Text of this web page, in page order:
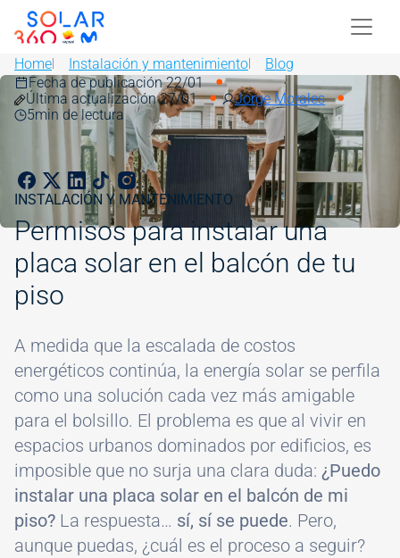
Skip to main content
Image
Home Instalación y mantenimiento Blog
ImageFecha de publicación 22/01
Última actualización 27/01
Jorge Morales
5min de lectura
INSTALACIÓN Y MANTENIMIENTO
Permisos para instalar una
placa solar en el balcón de tu
piso
A medida que la escalada de costos
energéticos continúa, la energía solar se perfila
como una solución cada vez más amigable
para el bolsillo. El problema es que al vivir en
espacios urbanos dominados por edificios, es
imposible que no surja una clara duda: ¿Puedo
instalar una placa solar en el balcón de mi
piso? La respuesta… sí, sí se puede. Pero,
aunque puedas, ¿cuál es el proceso a seguir?